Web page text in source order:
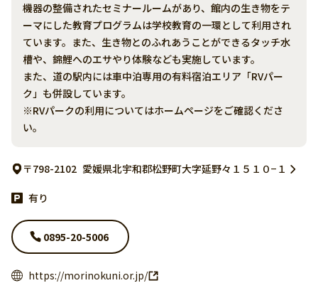
機器の整備されたセミナールームがあり、館内の生き物をテ
ーマにした教育プログラムは学校教育の一環として利用され
ています。また、生き物とのふれあうことができるタッチ水
槽や、錦鯉へのエサやり体験なども実施しています。
また、道の駅内には車中泊専用の有料宿泊エリア「RVパー
ク」も併設しています。
※RVパークの利用についてはホームページをご確認くださ
い。
〒798-2102 愛媛県北宇和郡松野町大字延野々１５１０−１
有り
0895-20-5006
https://morinokuni.or.jp/